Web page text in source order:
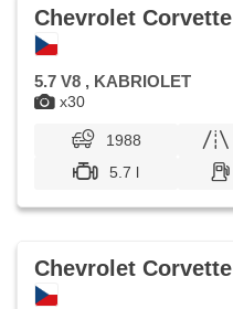
x30
Chevrolet Corvette
5.7 V8 , KABRIOLET
1988
5.7 l
Chevrolet Corvette